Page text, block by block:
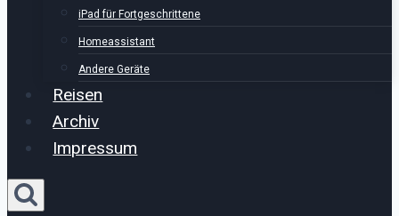
iPad für Fortgeschrittene
Homeassistant
Andere Geräte
Reisen
Archiv
Impressum